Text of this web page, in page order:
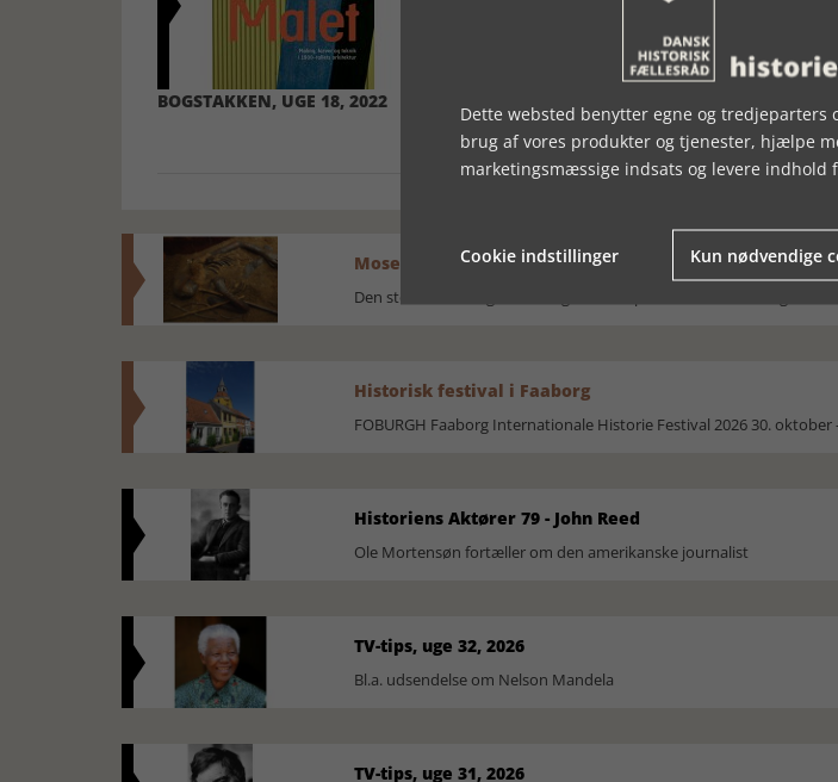
BOGSTAKKEN, UGE 18, 2022
Mosefolket
Den største samling af moselig i verden på Museum Silkeborg
Historisk festival i Faaborg
FOBURGH Faaborg Internationale Historie Festival 2026 30. oktober
Historiens Aktører 79 - John Reed
Ole Mortensøn fortæller om den amerikanske journalist
TV-tips, uge 32, 2026
Bl.a. udsendelse om Nelson Mandela
TV-tips, uge 31, 2026
Dette websted benytter egne og tredjeparters
brug af vores produkter og tjenester, hjælpe
marketingsmæssige indsats og levere
Cookie indstillinger Kun nødvendige